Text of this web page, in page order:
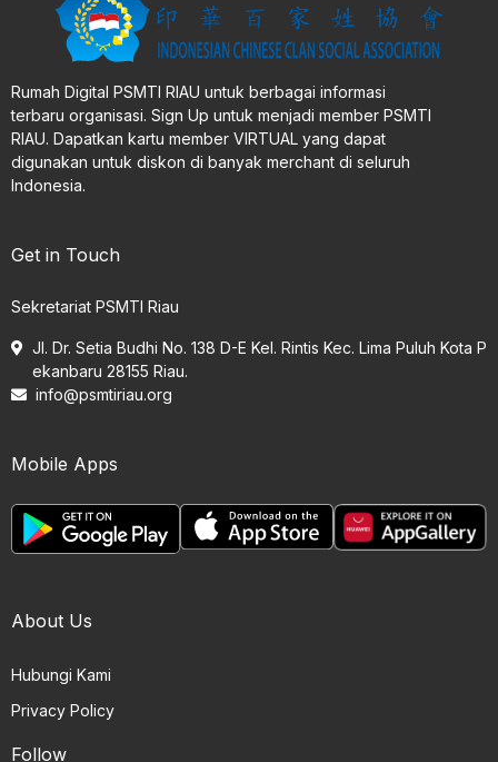
Rumah Digital PSMTI RIAU untuk berbagai informasi
terbaru organisasi. Sign Up untuk menjadi member PSMTI
RIAU. Dapatkan kartu member VIRTUAL yang dapat
digunakan untuk diskon di banyak merchant di seluruh
Indonesia.
Get in Touch
Sekretariat PSMTI Riau
Jl. Dr. Setia Budhi No. 138 D-E Kel. Rintis Kec. Lima Puluh Kota P
ekanbaru 28155 Riau.
info@psmtiriau.org
Mobile Apps
About Us
Hubungi Kami
Privacy Policy
Follow